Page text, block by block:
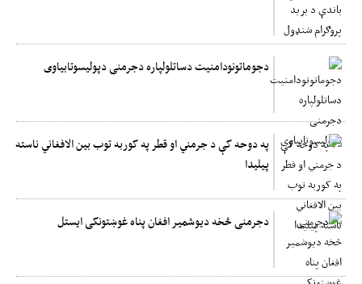
دجوماتونودامنیت دساتلولپاره دجرمنی دپولیسوتابیاوی
په دوحه کې د جرمني او قطر په کوربه توب بین الافغاني ناسته
پیلیدا
دجرمنی څخه دیوشمیر افغان پناه غوښتونکی ایستل